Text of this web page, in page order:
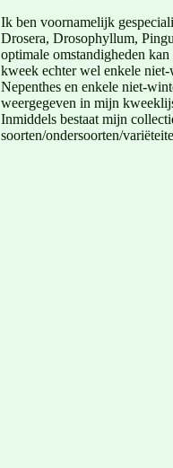
Ik ben voornamelijk
Drosera, Drosophyllum,
optimale omstandigheden
kweek echter wel enkele
Nepenthes en enkele niet-
weergegeven in mijn
Inmiddels bestaat mijn
soorten/ondersoorten/